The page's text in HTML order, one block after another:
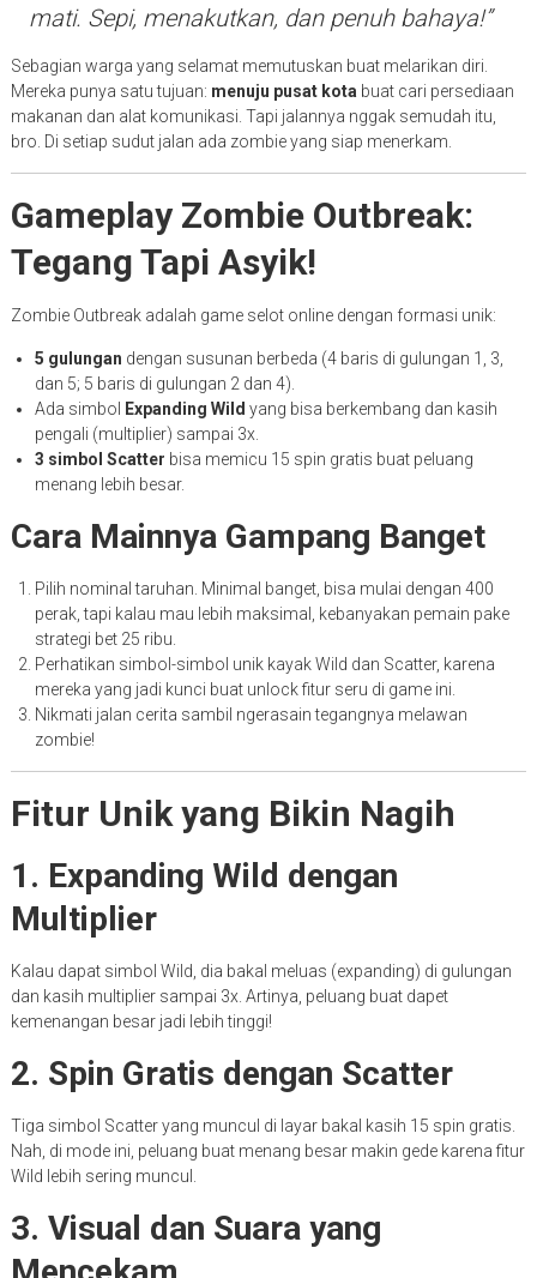
mati. Sepi, menakutkan, dan penuh bahaya!”
Sebagian warga yang selamat memutuskan buat melarikan diri.
Mereka punya satu tujuan: menuju pusat kota buat cari persediaan
makanan dan alat komunikasi. Tapi jalannya nggak semudah itu,
bro. Di setiap sudut jalan ada zombie yang siap menerkam.
Gameplay Zombie Outbreak:
Tegang Tapi Asyik!
Zombie Outbreak adalah game selot online dengan formasi unik:
5 gulungan dengan susunan berbeda (4 baris di gulungan 1, 3,
dan 5; 5 baris di gulungan 2 dan 4).
Ada simbol
Expanding Wild yang bisa berkembang dan kasih
pengali (multiplier) sampai 3x.
3 simbol Scatter bisa memicu 15 spin gratis buat peluang
menang lebih besar.
Cara Mainnya Gampang Banget
Pilih nominal taruhan. Minimal banget, bisa mulai dengan 400
perak, tapi kalau mau lebih maksimal, kebanyakan pemain pake
strategi bet 25 ribu.
Perhatikan simbol-simbol unik kayak Wild dan Scatter, karena
mereka yang jadi kunci buat unlock fitur seru di game ini.
Nikmati jalan cerita sambil ngerasain tegangnya melawan
zombie!
Fitur Unik yang Bikin Nagih
1. Expanding Wild dengan
Multiplier
Kalau dapat simbol Wild, dia bakal meluas (expanding) di gulungan
dan kasih multiplier sampai 3x. Artinya, peluang buat dapet
kemenangan besar jadi lebih tinggi!
2. Spin Gratis dengan Scatter
Tiga simbol Scatter yang muncul di layar bakal kasih 15 spin gratis.
Nah, di mode ini, peluang buat menang besar makin gede karena fitur
Wild lebih sering muncul.
3. Visual dan Suara yang